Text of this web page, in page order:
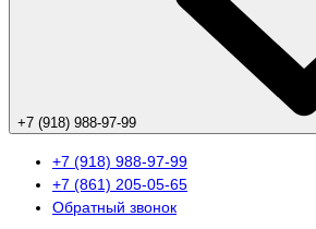
+7 (918) 988-97-99
+7 (918) 988-97-99
+7 (861) 205-05-65
Обратный звонок